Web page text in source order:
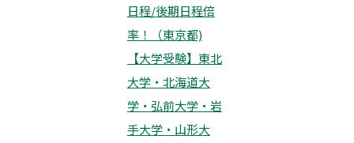
日程/後期日程倍
率！（東京都)
【大学受験】東北
大学・北海道大
学・弘前大学・岩
手大学・山形大